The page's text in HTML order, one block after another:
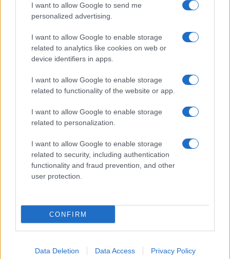
I want to allow Google to send me
personalized advertising.
I want to allow Google to enable storage
related to analytics like cookies on web or
device identifiers in apps.
I want to allow Google to enable storage
related to functionality of the website or app.
I want to allow Google to enable storage
related to personalization.
I want to allow Google to enable storage
related to security, including authentication
functionality and fraud prevention, and other
user protection.
CONFIRM
Data Deletion Data Access Privacy Policy
Film più cercati
Frasi sul cinema
SERVIZI
Mappa del sito
Cookie Policy
Frasi suddivise per tema
Indice degli autori
Aforismi .meglio.it è l'archivio web dedicato a frasi,
aforismi e citazioni più grande del web (137.905 frasi in
database) • ©2005-2025 • La riproduzione dei testi è
consentita citando la fonte secondo la Licenza
il sito ricava una commissione sugli acquisti idonei. •
Contatti